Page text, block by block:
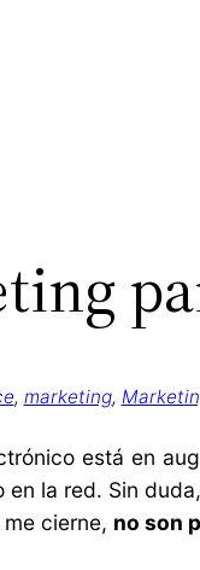
, marketing,
está en
la red. Sin
cierne, no son